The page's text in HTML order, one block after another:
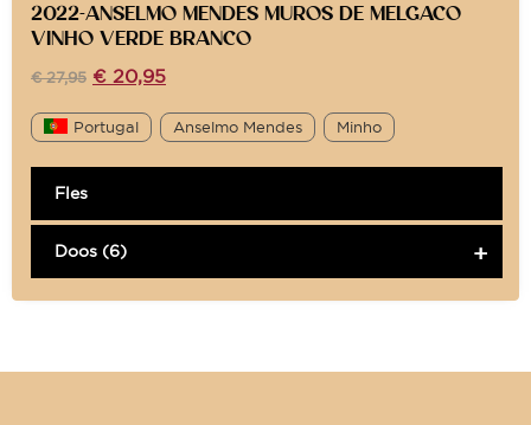
2022-ANSELMO MENDES MUROS DE MELGACO
VINHO VERDE BRANCO
€27,95 € 20,95
Portugal Anselmo Mendes Minho
Fles
Doos (6)